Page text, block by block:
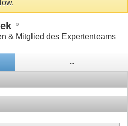
& Mitglied des Expertenteams
...